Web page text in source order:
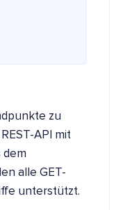
zu
API mit
dem
alle GET-
unterstützt.